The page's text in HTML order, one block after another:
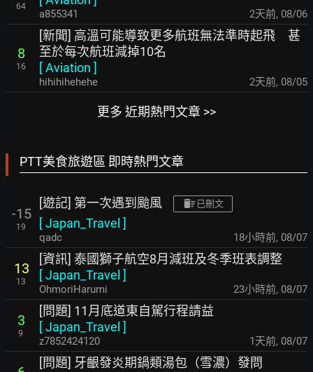
64
a855341 2天前, 08/06
8
16
[新聞] 高溫可能導致更多航班無法準時起飛 甚
至於每次航班減掉10名
[Aviation ]
hihihihehehe 2天前, 08/05
更多 近期熱門文章 >>
PTT美食旅遊區 即時熱門文章
-15
19
[遊記] 第一次遇到颱風 已刪文
[Japan_Travel ]
qadc 18小時前, 08/07
13
13
[資訊] 泰國獅子航空8月減班及冬季班表調整
[Japan_Travel ]
OhmoriHarumi 23小時前, 08/07
3
9
[問題] 11月底道東自駕行程請益
[Japan_Travel ]
z7852424120 1天前, 08/07
[問題] 牙齦發炎期鍋類湯包（雪濃）發問